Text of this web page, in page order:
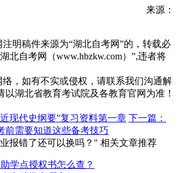
来源：
明稿件来源为“湖北自考网”的，转载必
北自考网（www.hbzkw.com）”,违者将
络，如有不实或侵权，请联系我们沟通解
以湖北省教育考试院及各教育官网为准！
现代史纲要”复习资料第一章 下一篇：
前需要知道这些备考技巧
报错了还可以换吗？" 相关文章推荐
学点授权书怎么查？